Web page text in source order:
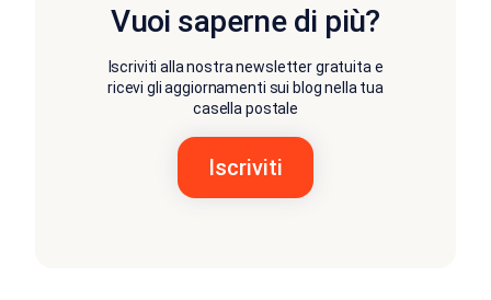
Vuoi saperne di più?
Iscriviti alla nostra newsletter gratuita e
ricevi gli aggiornamenti sui blog nella tua
casella postale